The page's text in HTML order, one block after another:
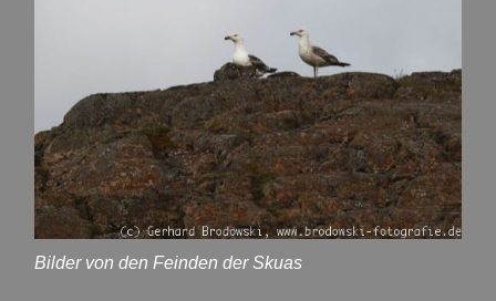
Bilder von den Feinden der Skuas